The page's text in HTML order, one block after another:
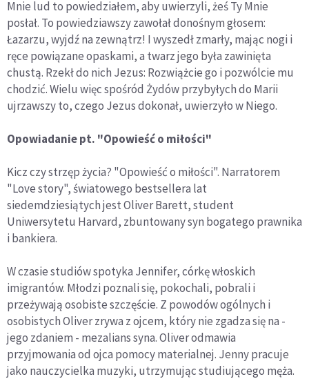
Mnie lud to powiedziałem, aby uwierzyli, żeś Ty Mnie
posłał. To powiedziawszy zawołał donośnym głosem:
Łazarzu, wyjdź na zewnątrz! I wyszedł zmarły, mając nogi i
ręce powiązane opaskami, a twarz jego była zawinięta
chustą. Rzekł do nich Jezus: Rozwiążcie go i pozwólcie mu
chodzić. Wielu więc spośród Żydów przybyłych do Marii
ujrzawszy to, czego Jezus dokonał, uwierzyło w Niego.
Opowiadanie pt. "Opowieść o miłości"
Kicz czy strzęp życia? "Opowieść o miłości". Narratorem
"Love story", światowego bestsellera lat
siedemdziesiątych jest Oliver Barett, student
Uniwersytetu Harvard, zbuntowany syn bogatego prawnika
i bankiera.
W czasie studiów spotyka Jennifer, córkę włoskich
imigrantów. Młodzi poznali się, pokochali, pobrali i
przeżywają osobiste szczęście. Z powodów ogólnych i
osobistych Oliver zrywa z ojcem, który nie zgadza się na -
jego zdaniem - mezalians syna. Oliver odmawia
przyjmowania od ojca pomocy materialnej. Jenny pracuje
jako nauczycielka muzyki, utrzymując studiującego męża.